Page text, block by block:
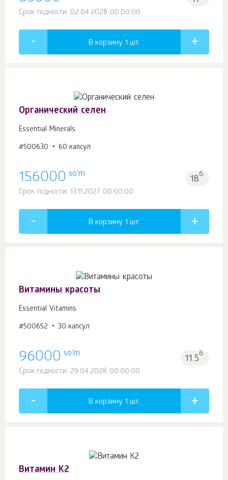
Срок годности: 02.04.2028 00:00:00
В корзину 1 шт.
Органический селен
Essential Minerals
#500630 60 капсул
156000 so'm 18б.
Срок годности: 13.11.2027 00:00:00
В корзину 1 шт.
Витамины красоты
Essential Vitamins
#500652 30 капсул
96000 so'm 11.5б.
Срок годности: 29.04.2028 00:00:00
В корзину 1 шт.
Витамин К2